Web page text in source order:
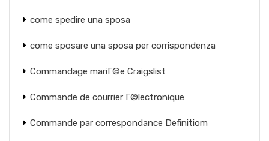
come spedire una sposa
come sposare una sposa per corrispondenza
Commandage mariГ©e Craigslist
Commande de courrier Г©lectronique
Commande par correspondance Definitiom